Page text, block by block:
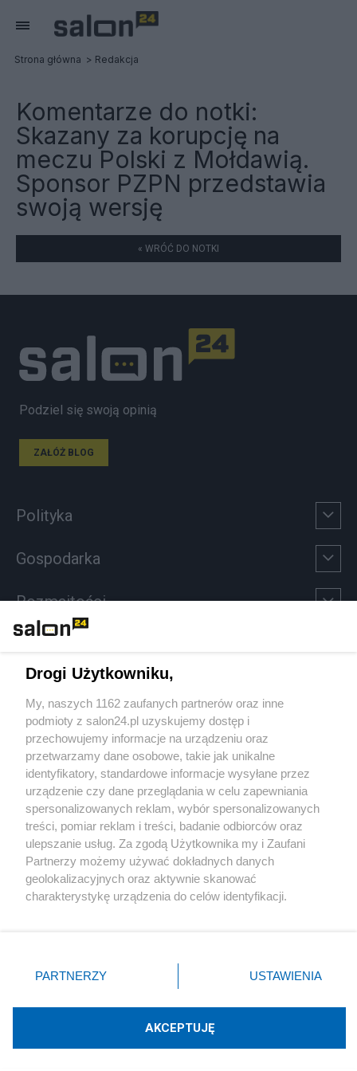
Strona główna Redakcja
Komentarze do notki:
Skazany za korupcję na
meczu Polski z Mołdawią.
Sponsor PZPN przedstawia
swoją wersję
« WRÓĆ DO NOTKI
Podziel się swoją opinią
ZAŁÓŻ BLOG
Polityka
Gospodarka
Rozmaitości
Sport
Społeczeństwo
Kultura
X Facebook Instagram Youtube
Technologię dostarcza:W3media.pl
Drogi Użytkowniku,
My, naszych 1162 zaufanych partnerów oraz inne
podmioty z salon24.pl uzyskujemy dostęp i
przechowujemy informacje na urządzeniu oraz
przetwarzamy dane osobowe, takie jak unikalne
identyfikatory, standardowe informacje wysyłane przez
urządzenie czy dane przeglądania w celu zapewniania
spersonalizowanych reklam, wybór spersonalizowanych
treści, pomiar reklam i treści, badanie odbiorców oraz
ulepszanie usług. Za zgodą Użytkownika my i Zaufani
Partnerzy możemy używać dokładnych danych
geolokalizacyjnych oraz aktywnie skanować
charakterystykę urządzenia do celów identyfikacji.
zmienić/wycofać klikając przycisk ustawień prywatności
znajdujący się w lewym dolnym rogu strony
rodzaje przetwarzania danych nie wymagają zgody
użytkownika, ale masz prawo sprzeciwić się takiemu
PARTNERZY USTAWIENIA
AKCEPTUJĘ